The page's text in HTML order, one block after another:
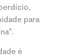
para
é